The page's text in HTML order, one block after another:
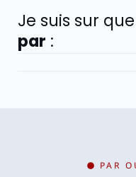
Je suis sur que
par :
PAR